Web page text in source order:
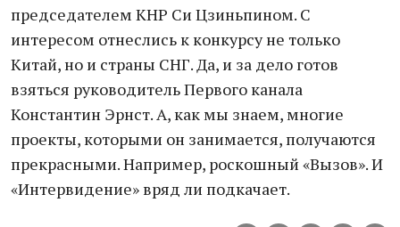
председателем КНР Си Цзиньпином. С
интересом отнеслись к конкурсу не только
Китай, но и страны СНГ. Да, и за дело готов
взяться руководитель Первого канала
Константин Эрнст. А, как мы знаем, многие
проекты, которыми он занимается, получаются
прекрасными. Например, роскошный «Вызов». И
«Интервидение» вряд ли подкачает.